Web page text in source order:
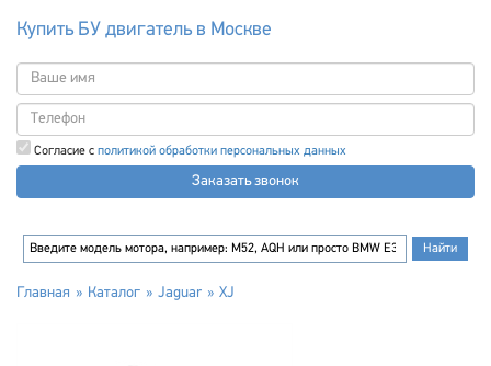
Купить БУ двигатель в Москве
Согласие с политикой обработки персональных данных
Заказать звонок
Главная Каталог Jaguar XJ